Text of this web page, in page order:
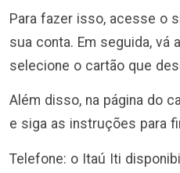
Para fazer isso, acesse o
sua conta. Em seguida, vá
selecione o cartão que
Além disso, na página do
e siga as instruções para
Telefone: o Itaú Iti